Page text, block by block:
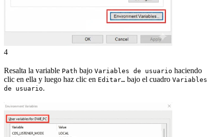
4
Resalta la variable Path bajo Variables de usuario haciendo
clic en ella y luego haz clic en Editar… bajo el cuadro Variables
de usuario.